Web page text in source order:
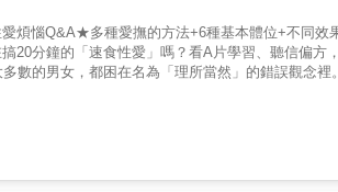
煩惱Q&A★多種愛撫的方法+6種基本體位+不同效
20分鐘的「速食性愛」嗎？看A片學習、聽信偏方
數的男女，都困在名為「理所當然」的錯誤觀念
】 掌握基本的6種體位，與讓情感升溫的「
女人心？不僅教你呼吸技巧與體位，更要告訴你：
權。本書特色◎性愛技巧完全圖解：多種愛撫的方